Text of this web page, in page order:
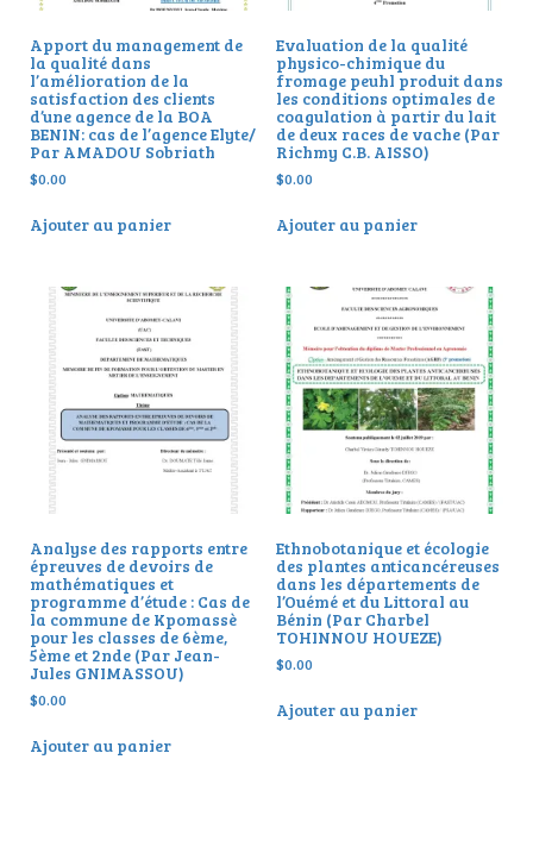
Apport du management de
la qualité dans
l’amélioration de la
satisfaction des clients
d’une agence de la BOA
BENIN: cas de l’agence Elyte/
Par AMADOU Sobriath
$0.00
Ajouter au panier
Evaluation de la qualité
physico-chimique du
fromage peuhl produit dans
les conditions optimales de
coagulation à partir du lait
de deux races de vache (Par
Richmy C.B. AISSO)
$0.00
Ajouter au panier
Analyse des rapports entre
épreuves de devoirs de
mathématiques et
programme d’étude : Cas de
la commune de Kpomassè
pour les classes de 6ème,
5ème et 2nde (Par Jean-
Jules GNIMASSOU)
$0.00
Ajouter au panier
Ethnobotanique et écologie
des plantes anticancéreuses
dans les départements de
l’Ouémé et du Littoral au
Bénin (Par Charbel
TOHINNOU HOUEZE)
$0.00
Ajouter au panier